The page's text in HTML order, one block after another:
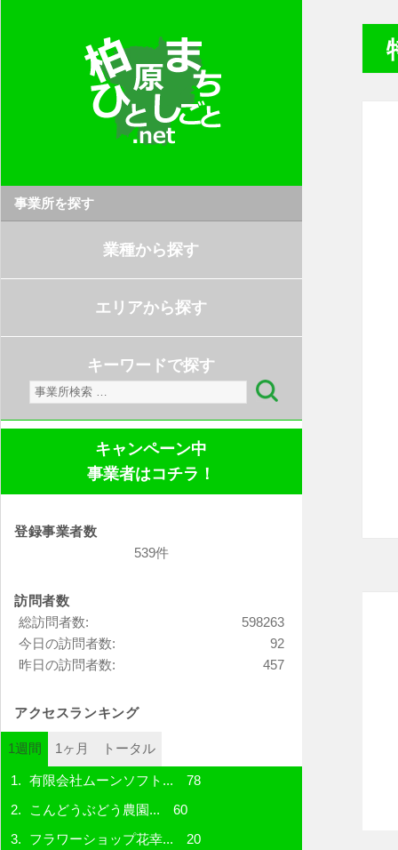
事業所を探す
業種から探す
エリアから探す
キーワードで探す
検
索:
キャンペーン中
事業者はコチラ！
登録事業者数
539件
訪問者数
598263
総訪問者数:
92
今日の訪問者数:
457
昨日の訪問者数:
アクセスランキング
1週間 1ヶ月 トータル
有限会社ムーンソフト... 78
こんどうぶどう農園... 60
フラワーショップ花幸... 20